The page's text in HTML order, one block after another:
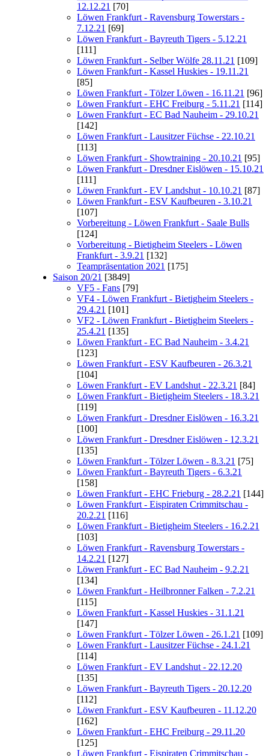
12.12.21 [70]
Löwen Frankfurt - Ravensburg Towerstars -
7.12.21 [69]
Löwen Frankfurt - Bayreuth Tigers - 5.12.21
[111]
Löwen Frankfurt - Selber Wölfe 28.11.21 [109]
Löwen Frankfurt - Kassel Huskies - 19.11.21
[85]
Löwen Frankfurt - Tölzer Löwen - 16.11.21 [96]
Löwen Frankfurt - EHC Freiburg - 5.11.21 [114]
Löwen Frankfurt - EC Bad Nauheim - 29.10.21
[142]
Löwen Frankfurt - Lausitzer Füchse - 22.10.21
[113]
Löwen Frankfurt - Showtraining - 20.10.21 [95]
Löwen Frankfurt - Dresdner Eislöwen - 15.10.21
[111]
Löwen Frankfurt - EV Landshut - 10.10.21 [87]
Löwen Frankfurt - ESV Kaufbeuren - 3.10.21
[107]
Vorbereitung - Löwen Frankfurt - Saale Bulls
[124]
Vorbereitung - Bietigheim Steelers - Löwen
Frankfurt - 3.9.21 [132]
Teampräsentation 2021 [175]
Saison 20/21 [3849]
VF5 - Fans [79]
VF4 - Löwen Frankfurt - Bietigheim Steelers -
29.4.21 [101]
VF2 - Löwen Frankfurt - Bietigheim Steelers -
25.4.21 [135]
Löwen Frankfurt - EC Bad Nauheim - 3.4.21
[123]
Löwen Frankfurt - ESV Kaufbeuren - 26.3.21
[104]
Löwen Frankfurt - EV Landshut - 22.3.21 [84]
Löwen Frankfurt - Bietigheim Steelers - 18.3.21
[119]
Löwen Frankfurt - Dresdner Eislöwen - 16.3.21
[100]
Löwen Frankfurt - Dresdner Eislöwen - 12.3.21
[135]
Löwen Frankfurt - Tölzer Löwen - 8.3.21 [75]
Löwen Frankfurt - Bayreuth Tigers - 6.3.21
[158]
Löwen Frankfurt - EHC Frieburg - 28.2.21 [144]
Löwen Frankfurt - Eispiraten Crimmitschau -
20.2.21 [116]
Löwen Frankfurt - Bietigheim Steelers - 16.2.21
[103]
Löwen Frankfurt - Ravensburg Towerstars -
14.2.21 [127]
Löwen Frankfurt - EC Bad Nauheim - 9.2.21
[134]
Löwen Frankfurt - Heilbronner Falken - 7.2.21
[115]
Löwen Frankfurt - Kassel Huskies - 31.1.21
[147]
Löwen Frankfurt - Tölzer Löwen - 26.1.21 [109]
Löwen Frankfurt - Lausitzer Füchse - 24.1.21
[114]
Löwen Frankfurt - EV Landshut - 22.12.20
[135]
Löwen Frankfurt - Bayreuth Tigers - 20.12.20
[112]
Löwen Frankfurt - ESV Kaufbeuren - 11.12.20
[162]
Löwen Frankfurt - EHC Freiburg - 29.11.20
[125]
Löwen Frankfurt - Eispiraten Crimmitschau -